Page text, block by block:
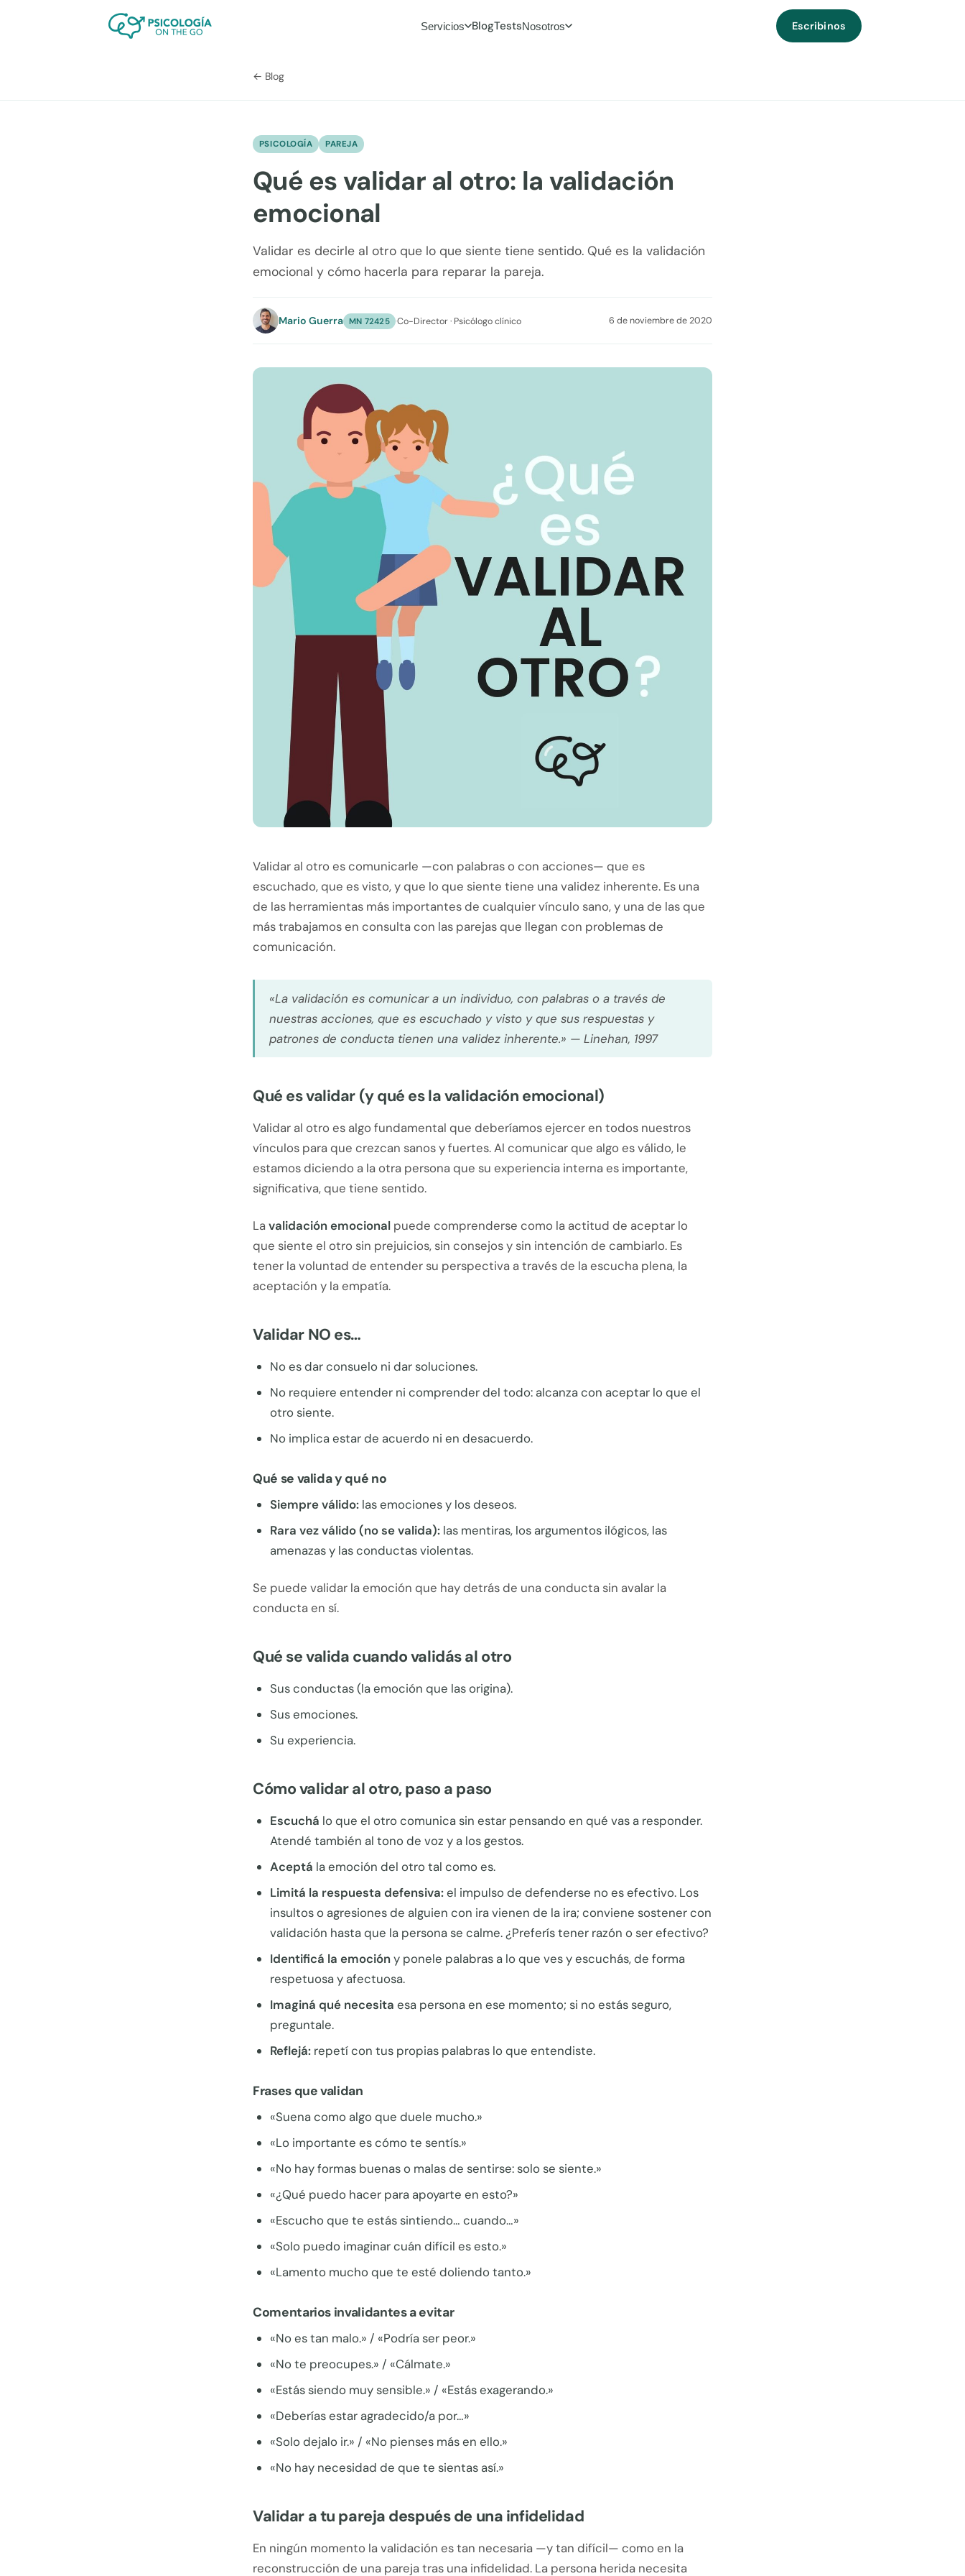
Servicios BlogTestsNosotros Escribinos
← Blog
PSICOLOGÍA PAREJA
Qué es validar al otro: la validación
emocional
Validar es decirle al otro que lo que siente tiene sentido. Qué es la validación
emocional y cómo hacerla para reparar la pareja.
Mario Guerra MN 72425 ·Co-Director · Psicólogo clínico 6 de noviembre de 2020
Validar al otro es comunicarle —con palabras o con acciones— que es
escuchado, que es visto, y que lo que siente tiene una validez inherente. Es una
de las herramientas más importantes de cualquier vínculo sano, y una de las que
más trabajamos en consulta con las parejas que llegan con problemas de
comunicación.
«La validación es comunicar a un individuo, con palabras o a través de
nuestras acciones, que es escuchado y visto y que sus respuestas y
patrones de conducta tienen una validez inherente.» — Linehan, 1997
Qué es validar (y qué es la validación emocional)
Validar al otro es algo fundamental que deberíamos ejercer en todos nuestros
vínculos para que crezcan sanos y fuertes. Al comunicar que algo es válido, le
estamos diciendo a la otra persona que su experiencia interna es importante,
significativa, que tiene sentido.
La validación emocional puede comprenderse como la actitud de aceptar lo
que siente el otro sin prejuicios, sin consejos y sin intención de cambiarlo. Es
tener la voluntad de entender su perspectiva a través de la escucha plena, la
aceptación y la empatía.
Validar NO es…
No es dar consuelo ni dar soluciones.
No requiere entender ni comprender del todo: alcanza con aceptar lo que el
otro siente.
No implica estar de acuerdo ni en desacuerdo.
Qué se valida y qué no
Siempre válido: las emociones y los deseos.
Rara vez válido (no se valida): las mentiras, los argumentos ilógicos, las
amenazas y las conductas violentas.
Se puede validar la emoción que hay detrás de una conducta sin avalar la
conducta en sí.
Qué se valida cuando validás al otro
Sus conductas (la emoción que las origina).
Sus emociones.
Su experiencia.
Cómo validar al otro, paso a paso
Escuchá lo que el otro comunica sin estar pensando en qué vas a responder.
Atendé también al tono de voz y a los gestos.
Aceptá la emoción del otro tal como es.
Limitá la respuesta defensiva:el impulso de defenderse no es efectivo. Los
insultos o agresiones de alguien con ira vienen de la ira; conviene sostener con
validación hasta que la persona se calme. ¿Preferís tener razón o ser efectivo?
Identificá la emocióny ponele palabras a lo que ves y escuchás, de forma
respetuosa y afectuosa.
Imaginá qué necesita esa persona en ese momento; si no estás seguro,
preguntale.
Reflejá: repetí con tus propias palabras lo que entendiste.
Frases que validan
«Suena como algo que duele mucho.»
«Lo importante es cómo te sentís.»
«No hay formas buenas o malas de sentirse: solo se siente.»
«¿Qué puedo hacer para apoyarte en esto?»
«Escucho que te estás sintiendo… cuando…»
«Solo puedo imaginar cuán difícil es esto.»
«Lamento mucho que te esté doliendo tanto.»
Comentarios invalidantes a evitar
«No es tan malo.» / «Podría ser peor.»
«No te preocupes.» / «Cálmate.»
«Estás siendo muy sensible.» / «Estás exagerando.»
«Deberías estar agradecido/a por…»
«Solo dejalo ir.» / «No pienses más en ello.»
«No hay necesidad de que te sientas así.»
Validar a tu pareja después de una infidelidad
En ningún momento la validación es tan necesaria —y tan difícil— como en la
reconstrucción de una pareja tras una infidelidad. La persona herida necesita